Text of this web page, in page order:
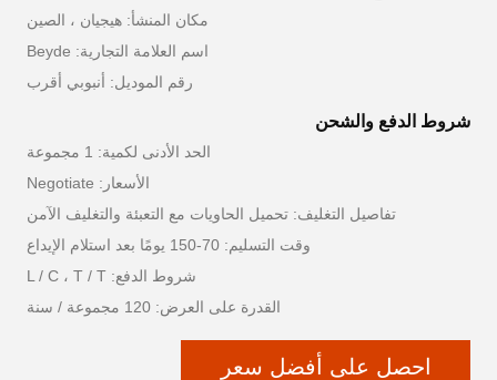
مكان المنشأ: هيجيان ، الصين
اسم العلامة التجارية: Beyde
رقم الموديل: أنبوبي أقرب
شروط الدفع والشحن
الحد الأدنى لكمية: 1 مجموعة
الأسعار: Negotiate
تفاصيل التغليف: تحميل الحاويات مع التعبئة والتغليف الآمن
وقت التسليم: 70-150 يومًا بعد استلام الإيداع
شروط الدفع: L / C ، T / T
القدرة على العرض: 120 مجموعة / سنة
احصل على أفضل سعر